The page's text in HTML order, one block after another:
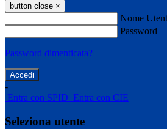
button close ×
Nome
Password
Password dimenticata?
-
Entra con SPID Entra con CIE
Seleziona utente